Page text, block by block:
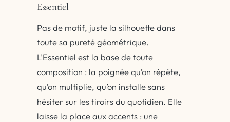
Essentiel
Pas de motif, juste la silhouette dans
toute sa pureté géométrique.
L’Essentiel est la base de toute
composition : la poignée qu’on répète,
qu’on multiplie, qu’on installe sans
hésiter sur les tiroirs du quotidien. Elle
laisse la place aux accents : une